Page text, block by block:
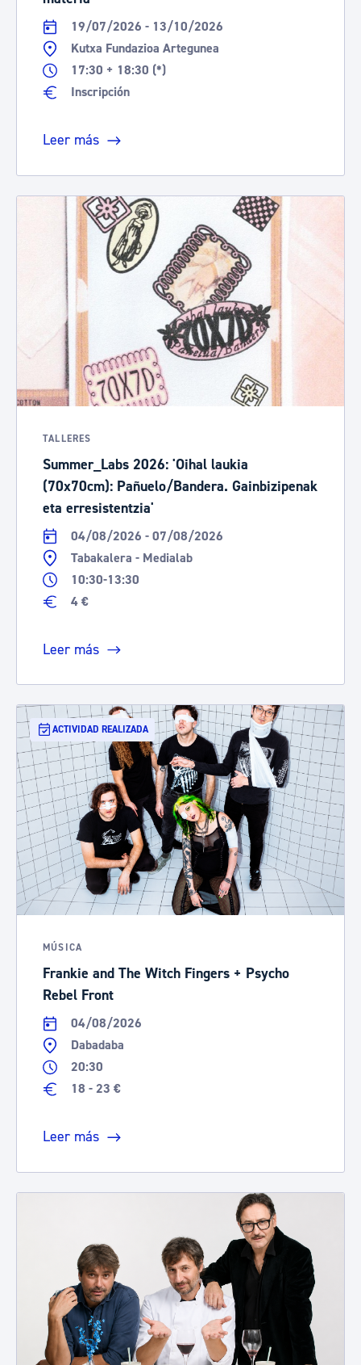
19/07/2026 - 13/10/2026
Kutxa Fundazioa Artegunea
17:30 + 18:30 (*)
Inscripción
Leer más
TALLERES
Summer_Labs 2026: 'Oihal laukia
(70x70cm): Pañuelo/Bandera. Gainbizipenak
eta erresistentzia'
04/08/2026 - 07/08/2026
Tabakalera - Medialab
10:30-13:30
4 €
Leer más
ACTIVIDAD REALIZADA
MÚSICA
Frankie and The Witch Fingers + Psycho
Rebel Front
04/08/2026
Dabadaba
20:30
18 - 23 €
Leer más